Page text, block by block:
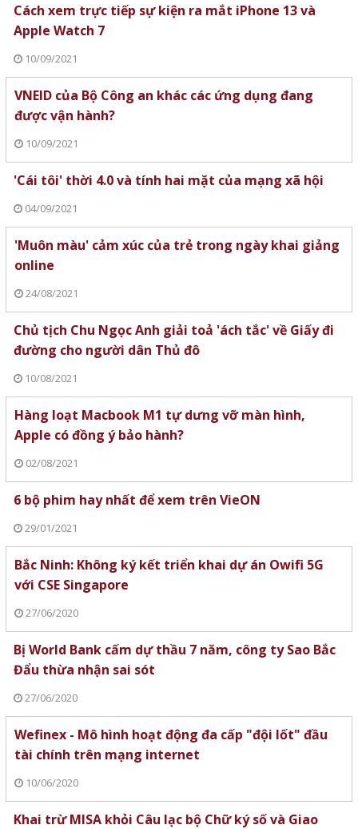
Cách xem trực tiếp sự kiện ra mắt iPhone 13 và
Apple Watch 7
10/09/2021
VNEID của Bộ Công an khác các ứng dụng đang
được vận hành?
10/09/2021
'Cái tôi' thời 4.0 và tính hai mặt của mạng xã hội
04/09/2021
'Muôn màu' cảm xúc của trẻ trong ngày khai giảng
online
24/08/2021
Chủ tịch Chu Ngọc Anh giải toả 'ách tắc' về Giấy đi
đường cho người dân Thủ đô
10/08/2021
Hàng loạt Macbook M1 tự dưng vỡ màn hình,
Apple có đồng ý bảo hành?
02/08/2021
6 bộ phim hay nhất để xem trên VieON
29/01/2021
Bắc Ninh: Không ký kết triển khai dự án Owifi 5G
với CSE Singapore
27/06/2020
Bị World Bank cấm dự thầu 7 năm, công ty Sao Bắc
Đẩu thừa nhận sai sót
27/06/2020
Wefinex - Mô hình hoạt động đa cấp "đội lốt" đầu
tài chính trên mạng internet
10/06/2020
Khai trừ MISA khỏi Câu lạc bộ Chữ ký số và Giao